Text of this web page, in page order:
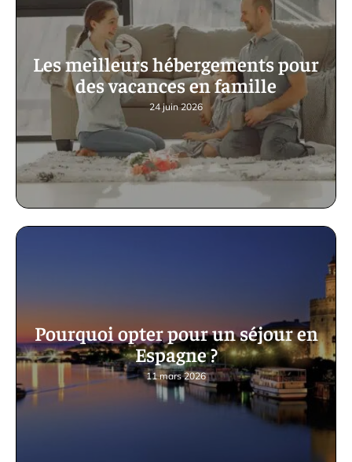
Les meilleurs hébergements pour
des vacances en famille
24 juin 2026
Pourquoi opter pour un séjour en
Espagne ?
11 mars 2026